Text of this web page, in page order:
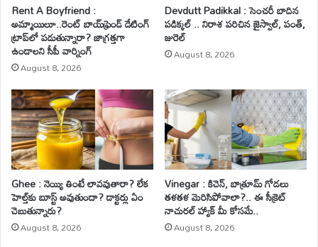
Rent A Boyfriend :
అమ్మాయిలూ..రెంట్ బాయ్‌ఫ్రెండ్ డేటింగ్
ట్రాప్‌లో పడుతున్నారా? జాగ్రత్తగా
ఉండాలని సీపీ వార్నింగ్
August 8, 2026
Devdutt Padikkal : సెంచరీ బాదిన
పడిక్కల్ .. నిరాశ పరిచిన జైస్వాల్, పంత్,
జురెల్
August 8, 2026
Ghee : నెయ్యి తింటే లావవుతారా? లేక
హెల్త్‌కు బూస్ట్ అవుతుందా? డాక్టర్లు ఏం
చెబుతున్నారు?
August 8, 2026
Vinegar : కిచెన్, బాత్రూమ్ గోడలు
తళతళ మెరిసిపోవాలా?.. ఈ సీక్రెట్
నాచురల్ హ్యాక్ మీ కోసమే..
August 8, 2026